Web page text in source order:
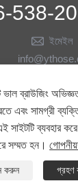
538-
ইমেইল
আমাদের
হাইড্রোলিক টেকনোলজি
মোজাবিশেষ, তেল
ব্রাউজিং
এবং সামগ্রী
সাইটটি ব্যবহার
সম্মত হন।
করুন গ্রহণ